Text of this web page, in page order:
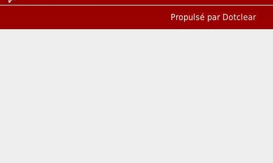
Propulsé par Dotclear